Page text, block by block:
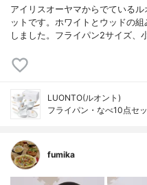
アイリスオーヤマからでている
ットです。ホワイトとウッドの
しました。フライパン2サイズ、
LUONTO(ルオント)
フライパン・なべ10点セ
fumika